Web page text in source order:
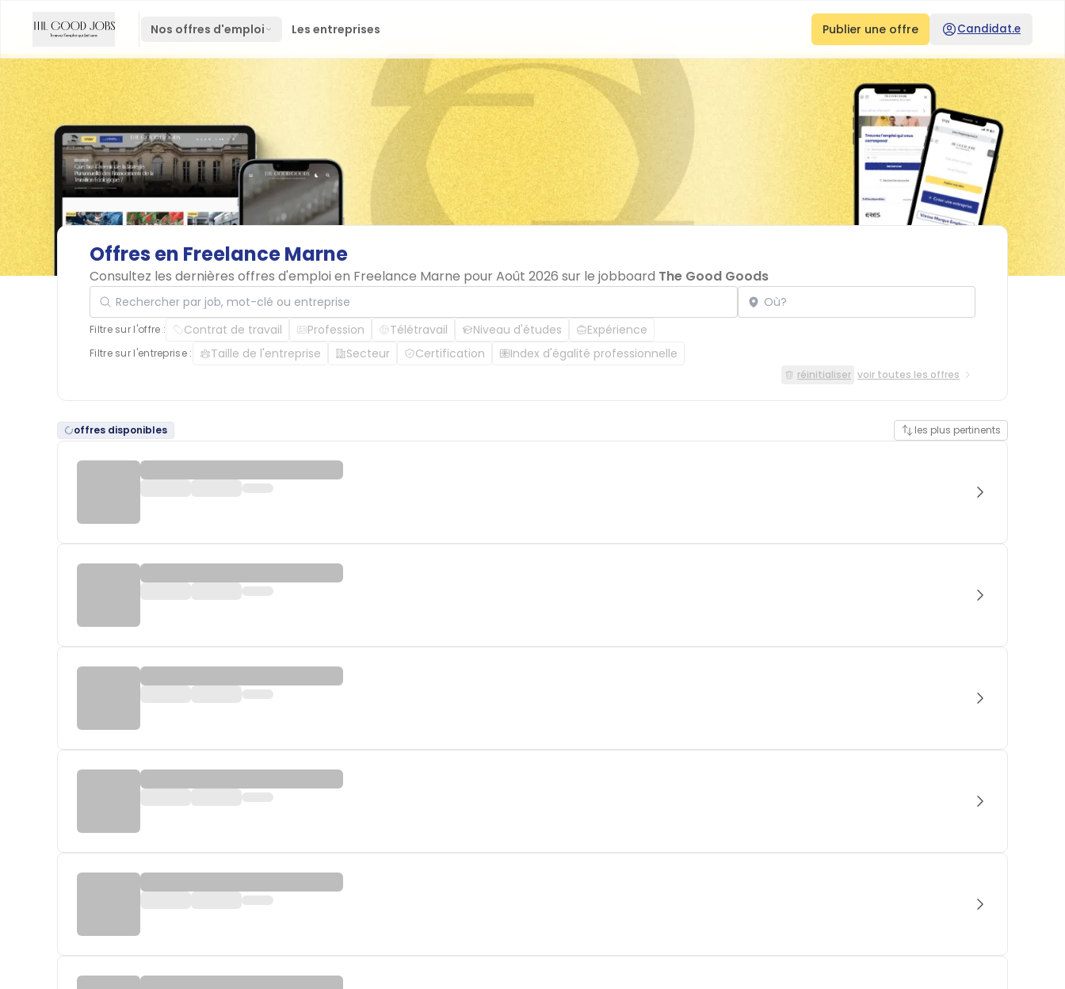
Nos offres d'emploi Les entreprises Publier une offre Candidat.e
Offres en FreelanceMarne
Consultez les dernières offres d'emploi en Freelance Marne pour Août 2026 sur le jobboard The Good Goods
Rechercher par job, mot-clé ou entreprise Localisation
Filtre sur l'offre : Contrat de travail Profession Télétravail Niveau d'études Expérience
Filtre sur l'entreprise : Taille de l'entreprise Secteur Certification Index d'égalité professionnelle
réinitialiser voir toutes les offres
offres disponibles les plus pertinents